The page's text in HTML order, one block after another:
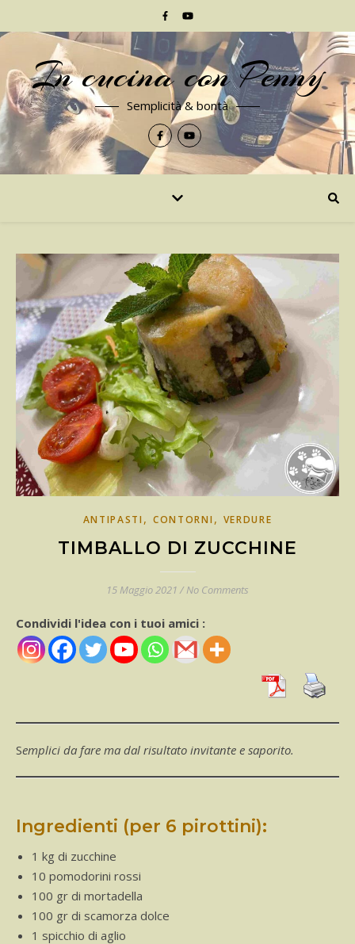
In cucina con Penny
Semplicità & bontà
ANTIPASTI, CONTORNI, VERDURE
TIMBALLO DI ZUCCHINE
15 Maggio 2021 / No Comments
Condividi l'idea con i tuoi amici :
Semplici da fare ma dal risultato invitante e saporito.
Ingredienti (per 6 pirottini):
1 kg di zucchine
10 pomodorini rossi
100 gr di mortadella
100 gr di scamorza dolce
1 spicchio di aglio